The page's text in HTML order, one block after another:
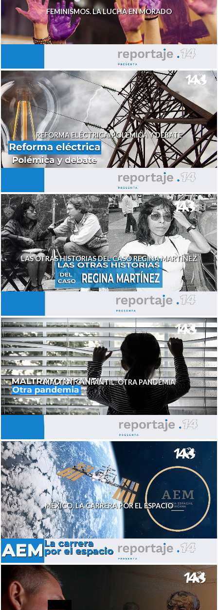
FEMINISMOS. LA LUCHA EN MORADO
REFORMA ELÉCTRICA. POLÉMICA Y DEBATE
LAS OTRAS HISTORIAS DEL CASO REGINA MARTÍNEZ
MALTRATO INFANTIL. OTRA PANDEMIA
MÉXICO. LA CARRERA POR EL ESPACIO